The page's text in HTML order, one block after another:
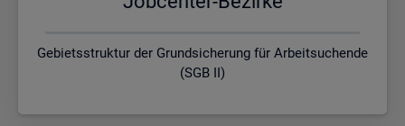
Gebietsstruktur der Grundsicherung für Arbeitsuchende
(SGB II)